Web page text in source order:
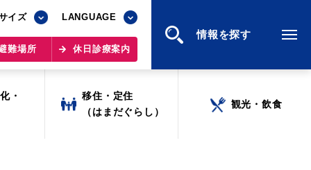
イズ LANGUAGE
難場所 休日診療案内
情報を探す
イズ LANGUAGE
難場所 休日診療案内
情報を探す
・
移住・定住
（はまだぐらし）
観光・飲食
・
移住・定住
（はまだぐらし）
観光・飲食